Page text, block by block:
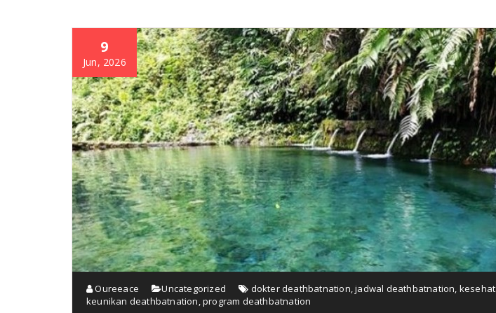
9
Jun, 2026
Oureeace Uncategorized dokter deathbatnation,jadwal deathbatnation,
keunikan deathbatnation,program deathbatnation